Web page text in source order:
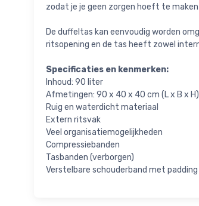
zodat je je geen zorgen hoeft te
De duffeltas kan eenvoudig worden
ritsopening en de tas heeft zowel
Specificaties en kenmerken:
Inhoud: 90 liter
Afmetingen: 90 x 40 x 40 cm (L x B x H)
Ruig en waterdicht materiaal
Extern ritsvak
Veel organisatiemogelijkheden
Compressiebanden
Tasbanden (verborgen)
Verstelbare schouderband met padding